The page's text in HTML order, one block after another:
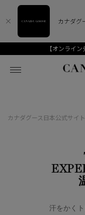
【オンライ
アンバサ
ベストセ
ベストセ
キッズ（
品の価値
カナダグース日本公式サイト
汗をかく
カナダグ